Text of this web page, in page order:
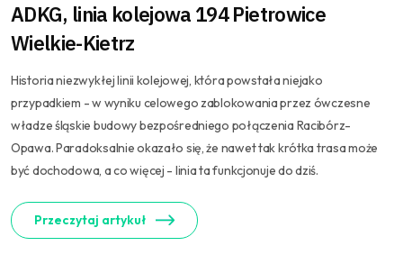
ADKG, linia kolejowa 194 Pietrowice
Wielkie-Kietrz
Historia niezwykłej linii kolejowej, która powstała niejako
przypadkiem - w wyniku celowego zablokowania przez ówczesne
władze śląskie budowy bezpośredniego połączenia Racibórz-
Opawa. Paradoksalnie okazało się, że nawet tak krótka trasa może
być dochodowa, a co więcej - linia ta funkcjonuje do dziś.
Przeczytaj artykuł